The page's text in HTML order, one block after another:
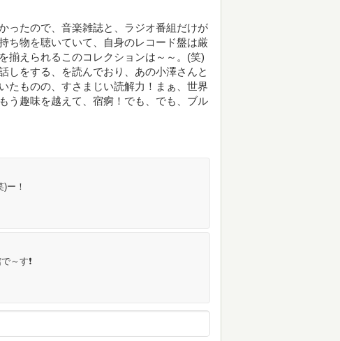
ったので、音楽雑誌と、ラジオ番組だけが
ち物を聴いていて、自身のレコード盤は厳
揃えられるこのコレクションは～～。(笑)
しをする、を読んでおり、あの小澤さんと
たものの、すさまじい読解力！まぁ、世界
う趣味を越えて、宿痾！でも、でも、ブル
ー！
す❗